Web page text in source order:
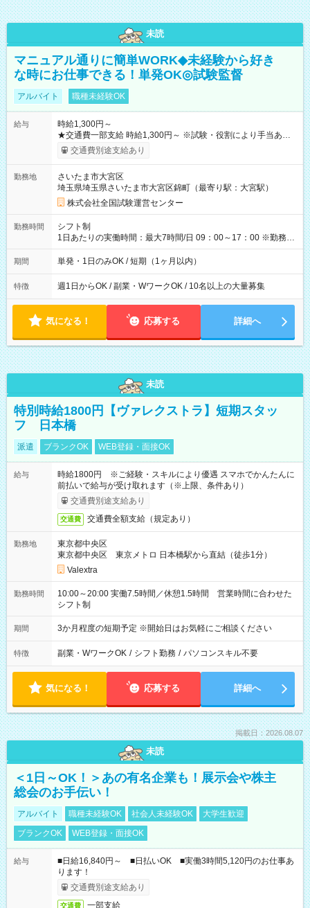
未読
マニュアル通りに簡単WORK◆未経験から好き
な時にお仕事できる！単発OK◎試験監督
アルバイト 職種未経験OK
給与
時給1,300円～
★交通費一部支給 時給1,300円～ ※試験・役割により手当あり
※勤務回数により昇給あり 【即給（前払い）オプションあ
り！】 希望される場合、勤務から1週間ほどで給与の一部を受け
例】 ・河合塾模擬試験 8:30～17:30（休憩1時間） 時給1,300円
×8時間＝日収10,400円＋交通費 ※当日の役割により時給＋100
円の場合あり ・国家試験 7:00～13:30（休憩なし） 時給1,300
円（役割手当＋100円）×6時間＝日収8,400円＋交通費 【試用期
間】試用期間なし
交通費別途支給あり
勤務地
さいたま市大宮区
埼玉県埼玉県さいたま市大宮区錦町（最寄り駅：大宮駅）
株式会社全国試験運営センター
勤務時間
シフト制
1日あたりの実働時間：最大7時間/日 09：00～17：00 ※勤務時
間は 試験により異なります。
期間 単発・1日のみOK / 短期（1ヶ月以内）
特徴 週1日からOK / 副業・WワークOK / 10名以上の大量募集
気になる！ 応募する 詳細へ
未読
特別時給1800円【ヴァレクストラ】短期スタッ
フ 日本橋
派遣 ブランクOK WEB登録・面接OK
給与
時給1800円 ※ご経験・スキルにより優遇 スマホでかんたんに
前払いで給与が受け取れます（※上限、条件あり）
交通費別途支給あり
交通費 交通費全額支給（規定あり）
勤務地
東京都中央区
東京都中央区 東京メトロ 日本橋駅から直結（徒歩1分）
Valextra
勤務時間
10:00～20:00 実働7.5時間／休憩1.5時間 営業時間に合わせた
シフト制
期間 3か月程度の短期予定 ※開始日はお気軽にご相談ください
特徴 副業・WワークOK / シフト勤務 / パソコンスキル不要
気になる！ 応募する 詳細へ
掲載日：2026.08.07
未読
＜1日～OK！＞あの有名企業も！展示会や株主
総会のお手伝い！
アルバイト 職種未経験OK 社会人未経験OK
大学生歓迎
ブランクOK
WEB登録・面接OK
給与
■日給16,840円～ ■日払いOK ■実働3時間5,120円のお仕事あ
ります！
交通費別途支給あり
交通費 一部支給